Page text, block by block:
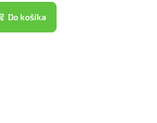
Do košíka